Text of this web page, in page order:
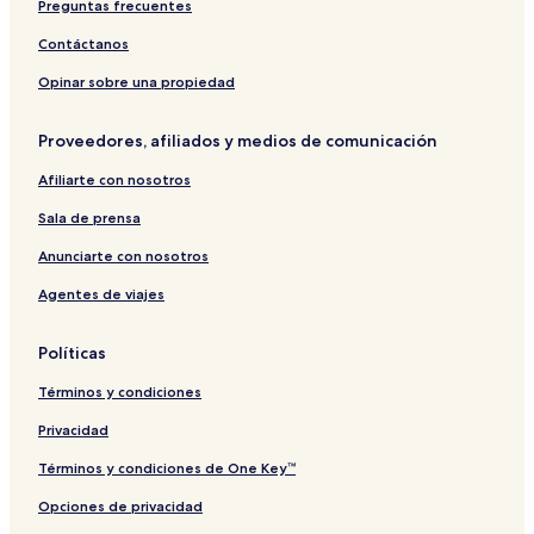
r
o
š
a
O
D
Á
O
O
L
A
t
Preguntas frecuentes
Contáctanos
Opinar sobre una propiedad
Proveedores, afiliados y medios de comunicación
Afiliarte con nosotros
Sala de prensa
Anunciarte con nosotros
Agentes de viajes
Políticas
Términos y condiciones
Privacidad
Términos y condiciones de One Key™
Opciones de privacidad